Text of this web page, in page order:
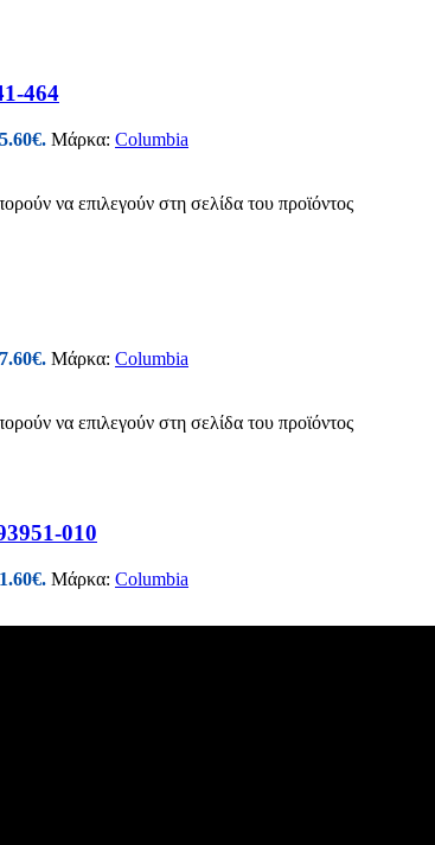
464
Μάρκα: Columbia
να επιλεγούν στη σελίδα του προϊόντος
Μάρκα: Columbia
να επιλεγούν στη σελίδα του προϊόντος
010
Μάρκα: Columbia